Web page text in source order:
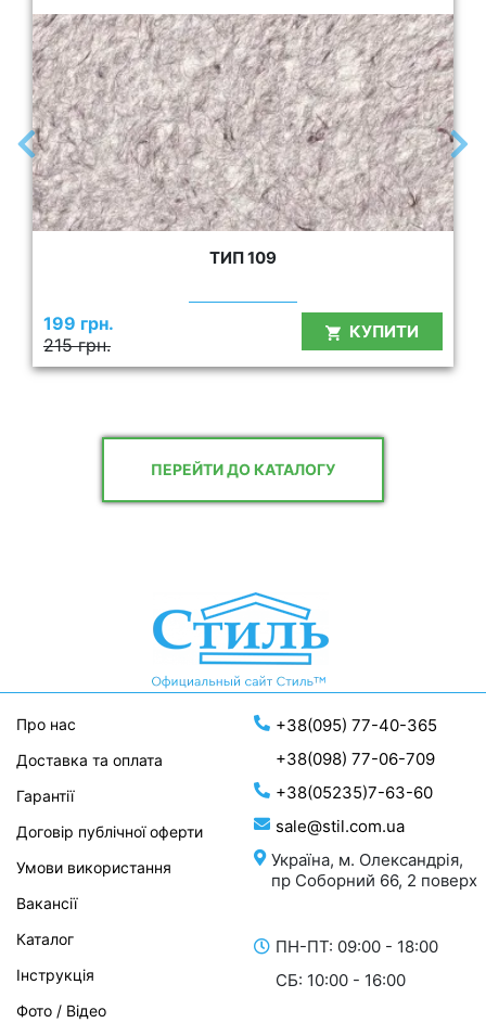
ТИП 109
215 грн.
199 грн. КУПИТИ
ПЕРЕЙТИ ДО КАТАЛОГУ
+38(095) 77-40-365
+38(098) 77-06-709
+38(05235)7-63-60
sale@stil.com.ua
Україна, м. Олександрія,
пр Соборний 66, 2 поверх
ПН-ПТ: 09:00 - 18:00
СБ: 10:00 - 16:00
Про нас
Доставка та оплата
Гарантії
Договір публічної оферти
Умови використання
Вакансії
Каталог
Інструкція
Фото / Відео